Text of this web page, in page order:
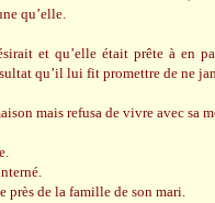
qu’elle.
et qu’elle était prête à en
qu’il lui fit promettre de ne
mais refusa de vivre avec sa
près de la famille de son mari.